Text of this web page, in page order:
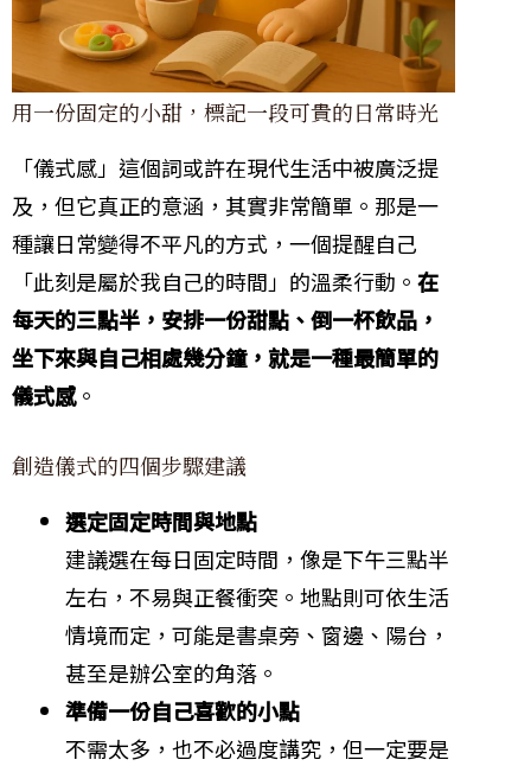
用一份固定的小甜，標記一段可貴的日常時光
「儀式感」這個詞或許在現代生活中被廣泛提
及，但它真正的意涵，其實非常簡單。那是一
種讓日常變得不平凡的方式，一個提醒自己
「此刻是屬於我自己的時間」的溫柔行動。 在
每天的三點半，安排一份甜點、倒一杯飲品，
坐下來與自己相處幾分鐘，就是一種最簡單的
儀式感。
創造儀式的四個步驟建議
選定固定時間與地點
建議選在每日固定時間，像是下午三點半
左右，不易與正餐衝突。地點則可依生活
情境而定，可能是書桌旁、窗邊、陽台，
甚至是辦公室的角落。
準備一份自己喜歡的小點
不需太多，也不必過度講究，但一定要是